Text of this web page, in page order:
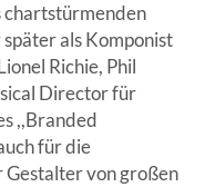
chartstürmenden
als Komponist
Richie, Phil
Director für
,,Branded
für die
von großen